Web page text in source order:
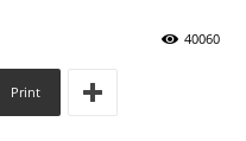
40060
Print